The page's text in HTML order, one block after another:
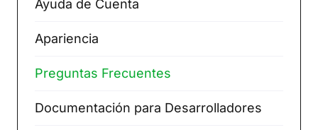
Ayuda de Cuenta
Apariencia
Preguntas Frecuentes
Documentación para Desarrolladores